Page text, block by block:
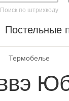
Поиск по штрихкоду
Постельные
Термобелье